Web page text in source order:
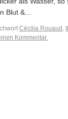
Blut &...
Cécilia Rouaud ,
Kommentar.